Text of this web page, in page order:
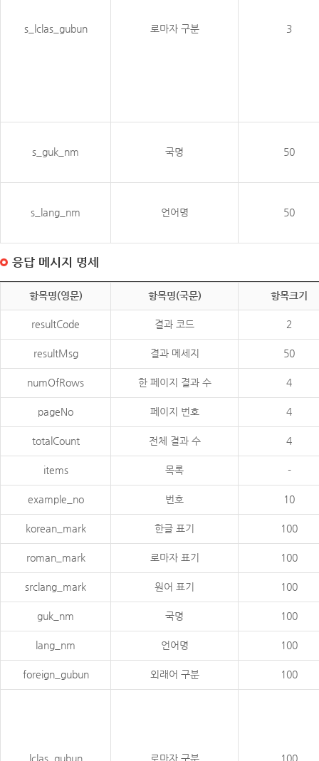
s_lclas_gubun 로마자 구분 3
s_guk_nm 국명 50
s_lang_nm 언어명 50
응답 메시지 명세
항목명(영문) 항목명(국문) 항목크기
resultCode 결과 코드 2
resultMsg 결과 메세지 50
numOfRows 한 페이지 결과 수 4
pageNo 페이지 번호 4
totalCount 전체 결과 수 4
items 목록 -
example_no 번호 10
korean_mark 한글 표기 100
roman_mark 로마자 표기 100
srclang_mark 원어 표기 100
guk_nm 국명 100
lang_nm 언어명 100
foreign_gubun 외래어 구분 100
lclas_gubun 로마자 구분 100